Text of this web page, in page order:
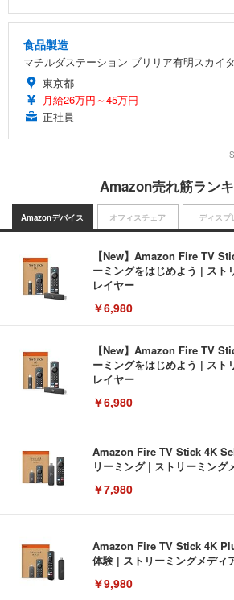
食品製造
マチルダステーション ブリリア有明スカイ
東京都
月給26万円～45万円
正社員
Amazon売れ筋ラン
Amazonデバイス
【New】Amazon Fire TV
ーミングをはじめよう | スト
レイヤー
￥6,980
【New】Amazon Fire TV
ーミングをはじめよう | スト
レイヤー
￥6,980
Amazon Fire TV Stick 4K
リーミング | ストリーミング
￥7,980
Amazon Fire TV Stick 4K
体験 | ストリーミングメディ
￥9,980
オフィスチェア ディスプ